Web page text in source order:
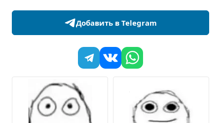
Добавить в Telegram